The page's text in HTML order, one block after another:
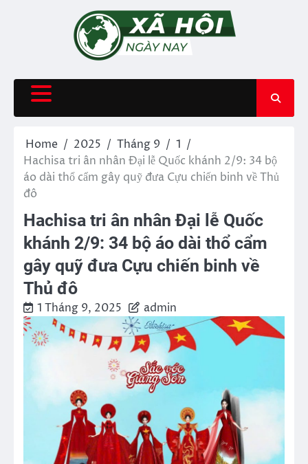
Home 2025 Tháng 9
1
Hachisa tri ân nhân Đại lễ Quốc khánh 2/9: 34 bộ
áo dài thổ cẩm gây quỹ đưa Cựu chiến binh về Thủ
đô
Hachisa tri ân nhân Đại lễ Quốc
khánh 2/9: 34 bộ áo dài thổ cẩm
gây quỹ đưa Cựu chiến binh về
Thủ đô
1 Tháng 9, 2025 admin